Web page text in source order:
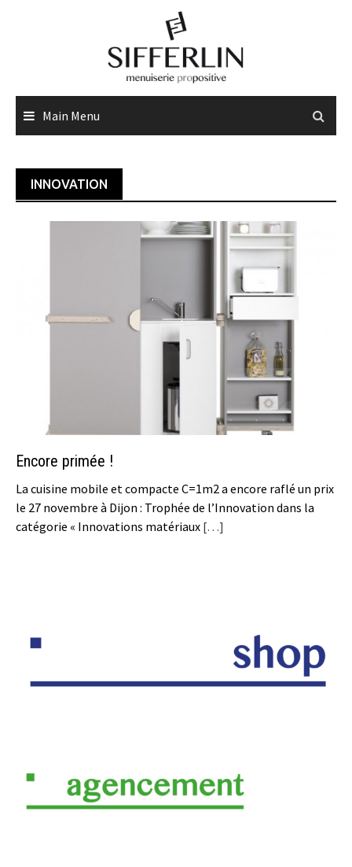
Main Menu
INNOVATION
Encore primée !
La cuisine mobile et compacte C=1m2 a encore raflé un prix
le 27 novembre à Dijon : Trophée de l’Innovation dans la
catégorie « Innovations matériaux […]